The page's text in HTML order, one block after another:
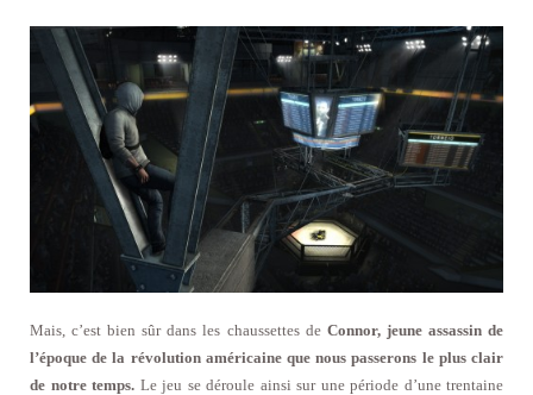
Mais, c’est bien sûr dans les chaussettes de Connor, jeune assassin de
l’époque de la révolution américaine que nous passerons le plus clair
de notre temps. Le jeu se déroule ainsi sur une période d’une trentaine